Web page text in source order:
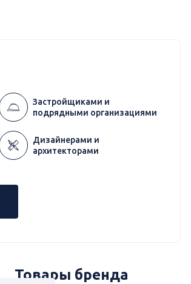
Застройщиками и
подрядными организациями
Дизайнерами и
архитекторами
Товары бренда